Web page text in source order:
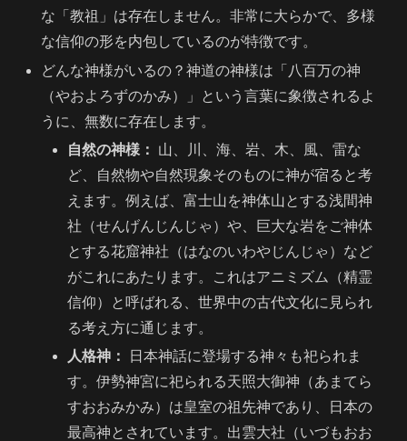
な「教祖」は存在しません。非常に大らかで、多様
な信仰の形を内包しているのが特徴です。
どんな神様がいるの？神道の神様は「八百万の神
（やおよろずのかみ）」という言葉に象徴されるよ
うに、無数に存在します。
自然の神様：
山、川、海、岩、木、風、雷な
ど、自然物や自然現象そのものに神が宿ると考
えます。例えば、富士山を神体山とする浅間神
社（せんげんじんじゃ）や、巨大な岩をご神体
とする花窟神社（はなのいわやじんじゃ）など
がこれにあたります。これはアニミズム（精霊
信仰）と呼ばれる、世界中の古代文化に見られ
る考え方に通じます。
人格神：
日本神話に登場する神々も祀られま
す。伊勢神宮に祀られる天照大御神（あまてら
すおおみかみ）は皇室の祖先神であり、日本の
最高神とされています。出雲大社（いづもおお